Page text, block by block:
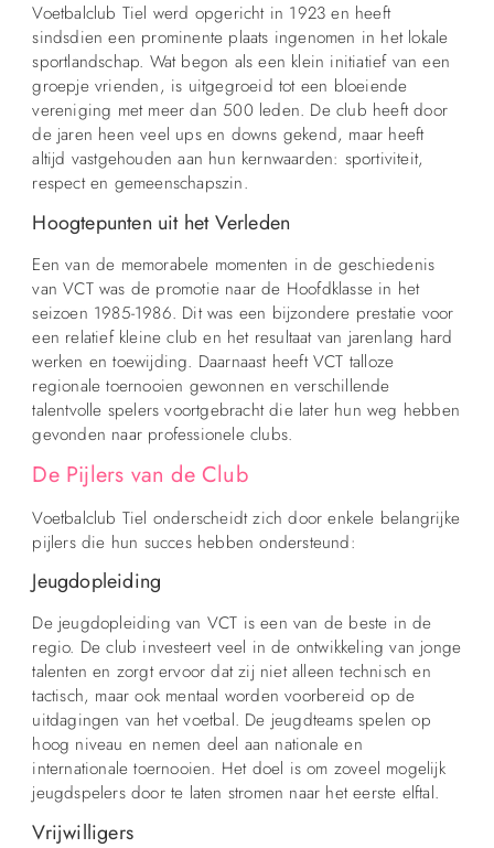
Voetbalclub Tiel werd opgericht in 1923 en heeft
sindsdien een prominente plaats ingenomen in het lokale
sportlandschap. Wat begon als een klein initiatief van een
groepje vrienden, is uitgegroeid tot een bloeiende
vereniging met meer dan 500 leden. De club heeft door
de jaren heen veel ups en downs gekend, maar heeft
altijd vastgehouden aan hun kernwaarden: sportiviteit,
respect en gemeenschapszin.
Hoogtepunten uit het Verleden
Een van de memorabele momenten in de geschiedenis
van VCT was de promotie naar de Hoofdklasse in het
seizoen 1985-1986. Dit was een bijzondere prestatie voor
een relatief kleine club en het resultaat van jarenlang hard
werken en toewijding. Daarnaast heeft VCT talloze
regionale toernooien gewonnen en verschillende
talentvolle spelers voortgebracht die later hun weg hebben
gevonden naar professionele clubs.
De Pijlers van de Club
Voetbalclub Tiel onderscheidt zich door enkele belangrijke
pijlers die hun succes hebben ondersteund:
Jeugdopleiding
De jeugdopleiding van VCT is een van de beste in de
regio. De club investeert veel in de ontwikkeling van jonge
talenten en zorgt ervoor dat zij niet alleen technisch en
tactisch, maar ook mentaal worden voorbereid op de
uitdagingen van het voetbal. De jeugdteams spelen op
hoog niveau en nemen deel aan nationale en
internationale toernooien. Het doel is om zoveel mogelijk
jeugdspelers door te laten stromen naar het eerste elftal.
Vrijwilligers